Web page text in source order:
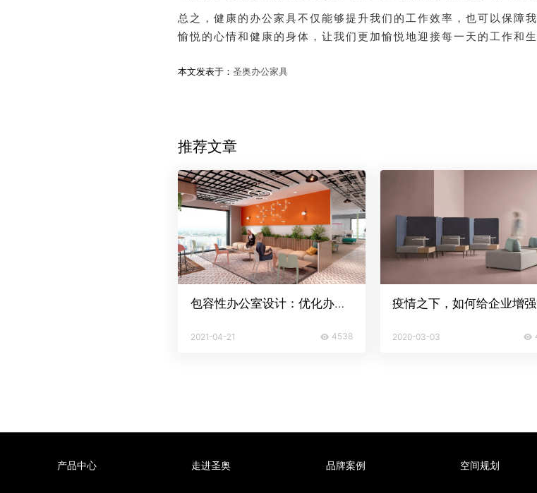
总之，健康的办公家具不仅能够提升我们的工作效率，也可以保障
愉悦的心情和健康的身体，让我们更加愉悦地迎接每一天的工作和生
本文发表于： 圣奥办公家具
推荐文章
包容性办公室设计：优化办公家具使用效应，为幸福而设
2021-04-21 4538 2020-03-03
产品中心 走进圣奥 品牌案例 空间规划